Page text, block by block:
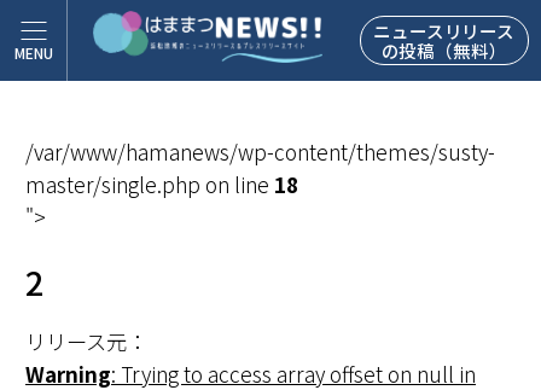
ニュースリリース
の投稿（無料）
/var/www/hamanews/wp-content/themes/susty-
master/single.php on line 18
">
2
リリース元：
Warning: Trying to access array offset on null in